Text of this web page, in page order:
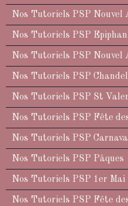
Nos Tutoriels PSP Nouvel
Nos Tutoriels PSP
Nos Tutoriels PSP Nouvel
Nos Tutoriels PSP
Nos Tutoriels PSP St
Nos Tutoriels PSP Fête
Nos Tutoriels PSP
Nos Tutoriels PSP Pâques
Nos Tutoriels PSP 1er Mai
Nos Tutoriels PSP Fête